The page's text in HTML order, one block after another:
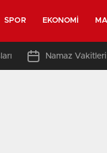
SPOR EKONOMI
Namaz Vakitleri